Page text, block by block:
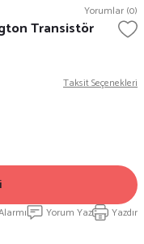
Yorumlar (0)
Transistör
Taksit Seçenekleri
Yorum Yaz Yazdır